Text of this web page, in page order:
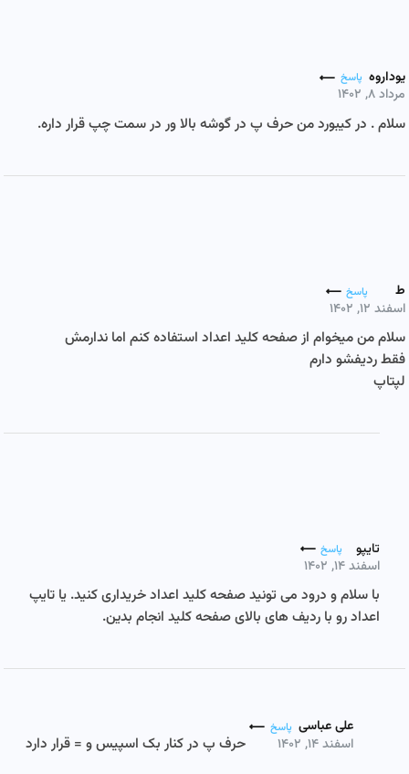
یوداروه پاسخ
مرداد ۸, ۱۴۰۲
سلام . در کیبورد من حرف پ در گوشه بالا ور در سمت چپ قرار داره.
ط پاسخ
اسفند ۱۲, ۱۴۰۲
سلام من میخوام از صفحه کلید اعداد استفاده کنم اما ندارمش
فقط ردیفشو دارم
لپتاپ
تایپو پاسخ
اسفند ۱۴, ۱۴۰۲
با سلام و درود می تونید صفحه کلید اعداد خریداری کنید. یا تایپ
اعداد رو با ردیف های بالای صفحه کلید انجام بدین.
علی عباسی پاسخ
اسفند ۱۴, ۱۴۰۲ حرف پ در کنار بک اسپیس و = قرار دارد